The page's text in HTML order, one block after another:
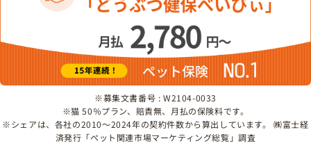
※募集文書番号 : W2104-0033
※猫 50％プラン、賠責無、月払の保険料です。
※シェアは、各社の2010～2024年の契約件数から算出しています。 ㈱富士経
済発行「ペット関連市場マーケティング総覧」調査